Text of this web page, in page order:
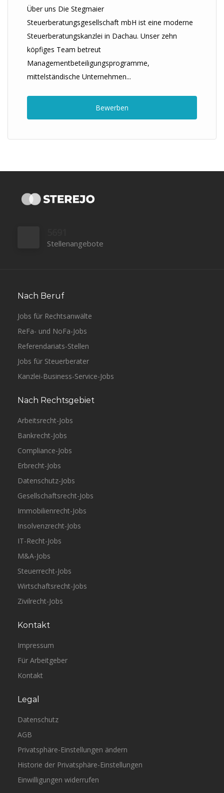
Über uns Die Stegmaier
Steuerberatungsgesellschaft mbH ist eine moderne
Steuerberatungskanzlei in Dachau. Unser zehn
köpfiges Team betreut
Managementbeteiligungsprogramme,
mittelständische Unternehmen...
Bewerben
Stellenangebote
Nach Beruf
Jobs für Rechtsanwälte
ReFa- und NoFa-Jobs
Referendariats-Stellen
Jobs für Steuerberater
Kanzlei-Business-Service-Jobs
Nach Rechtsgebiet
Arbeitsrecht-Jobs
Bankrecht-Jobs
Compliance-Jobs
Erbrecht-Jobs
Datenschutz-Jobs
Gesellschaftsrecht-Jobs
Immobilienrecht-Jobs
Insolvenzrecht-Jobs
IT-Recht-Jobs
M&A-Jobs
Steuerrecht-Jobs
Wirtschaftsrecht-Jobs
Zivilrecht-Jobs
Kontakt
Impressum
Für Arbeitgeber
Kontakt
Legal
Datenschutz
AGB
Privatsphäre-Einstellungen ändern
Historie der Privatsphäre-Einstellungen
Einwilligungen widerrufen